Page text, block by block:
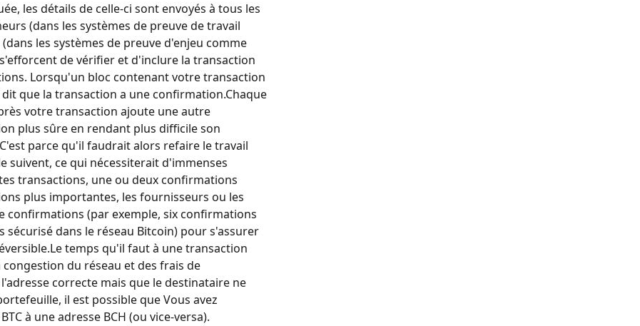
les détails de celle-ci sont envoyés à tous les
(dans les systèmes de preuve de travail
les systèmes de preuve d'enjeu comme
de vérifier et d'inclure la transaction
Lorsqu'un bloc contenant votre transaction
que la transaction a une confirmation.Chaque
votre transaction ajoute une autre
plus sûre en rendant plus difficile son
parce qu'il faudrait alors refaire le travail
suivent, ce qui nécessiterait d'immenses
transactions, une ou deux confirmations
plus importantes, les fournisseurs ou les
confirmations (par exemple, six confirmations
dans le réseau Bitcoin) pour s'assurer
temps qu'il faut à une transaction
du réseau et des frais de
correcte mais que le destinataire ne
il est possible que Vous avez
à une adresse BCH (ou vice-versa).